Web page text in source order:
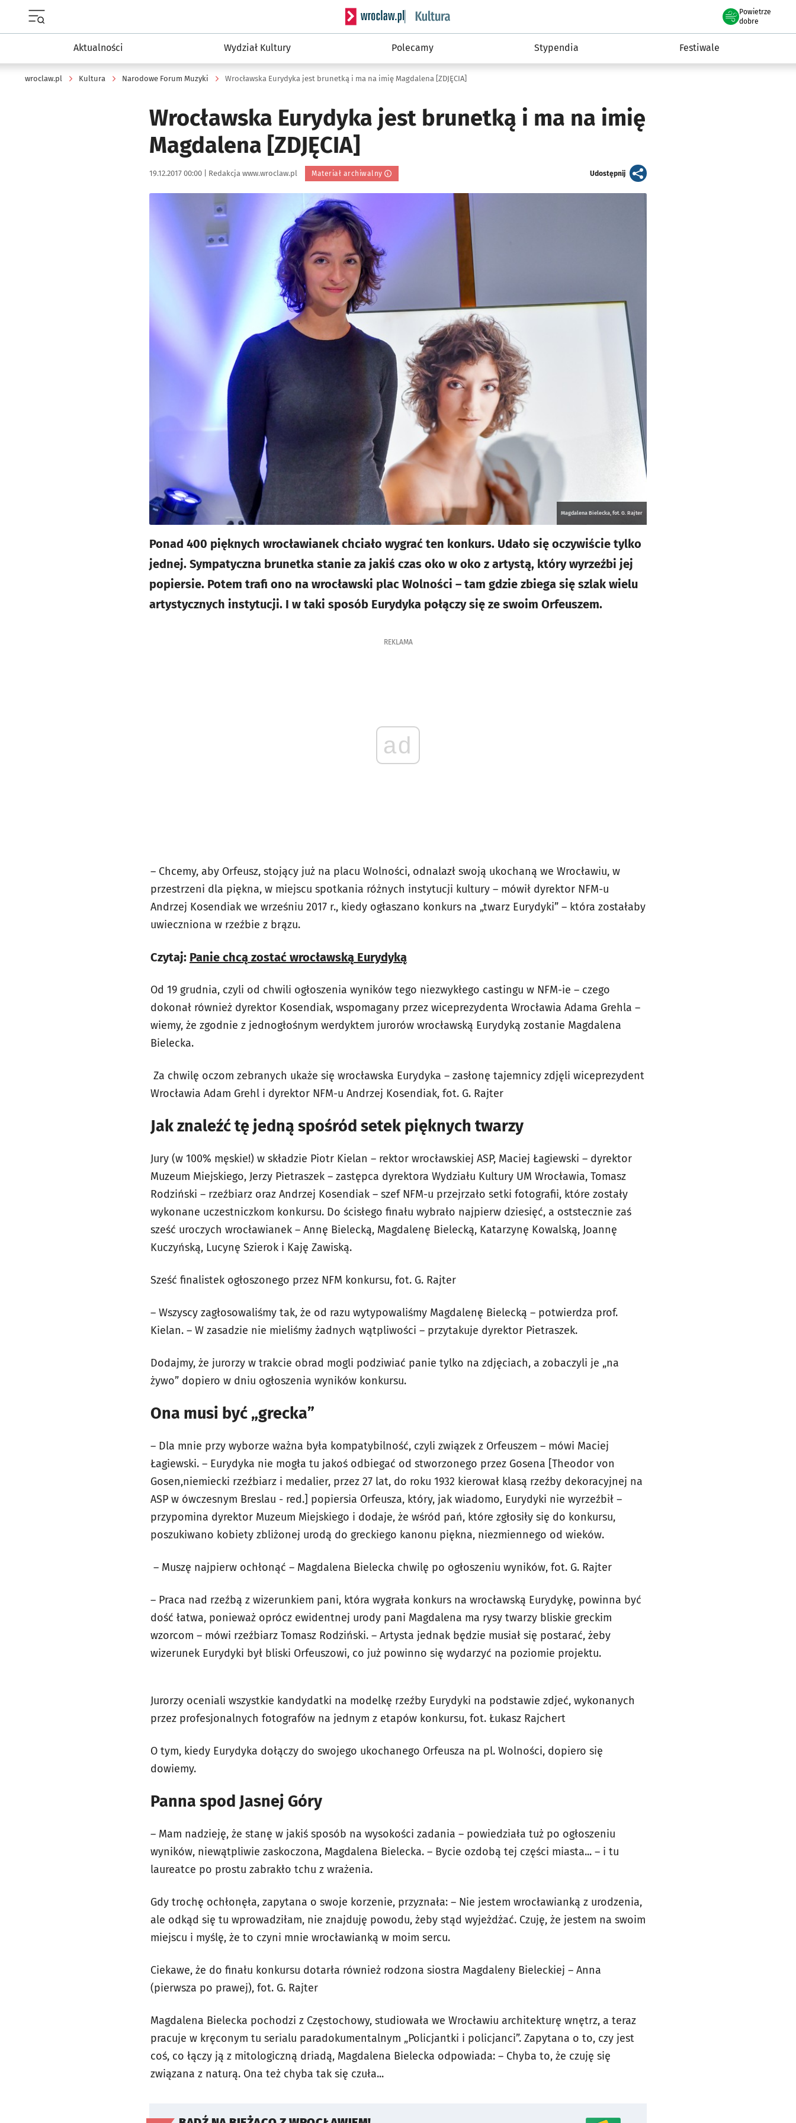
Serwis informacyjny wroclaw.pl podserwis: Kultura
Powietrze
we Wrocławiu
dobre
Aktualności Wydział Kultury Polecamy Stypendia Festiwale
wroclaw.pl Kultura Narodowe Forum Muzyki Wrocławska Eurydyka jest brunetką i ma na imię Magdalena [ZDJĘCIA]
Wrocławska Eurydyka jest brunetką i ma na imię
Magdalena [ZDJĘCIA]
Data publikacji:
19.12.2017 00:00 | Autor:
Redakcja www.wroclaw.pl Materiał archiwalny Udostępnijartykuł
Magdalena Bielecka, fot. G. Rajter
Ponad 400 pięknych wrocławianek chciało wygrać ten konkurs. Udało się oczywiście tylko
jednej. Sympatyczna brunetka stanie za jakiś czas oko w oko z artystą, który wyrzeźbi jej
popiersie. Potem trafi ono na wrocławski plac Wolności – tam gdzie zbiega się szlak wielu
artystycznych instytucji. I w taki sposób Eurydyka połączy się ze swoim Orfeuszem.
REKLAMA
ad
– Chcemy, aby Orfeusz, stojący już na placu Wolności, odnalazł swoją ukochaną we Wrocławiu, w
przestrzeni dla piękna, w miejscu spotkania różnych instytucji kultury – mówił dyrektor NFM-u
Andrzej Kosendiak we wrześniu 2017 r., kiedy ogłaszano konkurs na „twarz Eurydyki” – która zostałaby
uwieczniona w rzeźbie z brązu.
Czytaj: Panie chcą zostać wrocławską Eurydyką
Od 19 grudnia, czyli od chwili ogłoszenia wyników tego niezwykłego castingu w NFM-ie – czego
dokonał również dyrektor Kosendiak, wspomagany przez wiceprezydenta Wrocławia Adama Grehla –
wiemy, że zgodnie z jednogłośnym werdyktem jurorów wrocławską Eurydyką zostanie Magdalena
Bielecka.
Za chwilę oczom zebranych ukaże się wrocławska Eurydyka – zasłonę tajemnicy zdjęli wiceprezydent
Wrocławia Adam Grehl i dyrektor NFM-u Andrzej Kosendiak, fot. G. Rajter
Jak znaleźć tę jedną spośród setek pięknych twarzy
Jury (w 100% męskie!) w składzie Piotr Kielan – rektor wrocławskiej ASP, Maciej Łagiewski – dyrektor
Muzeum Miejskiego, Jerzy Pietraszek – zastępca dyrektora Wydziału Kultury UM Wrocławia, Tomasz
Rodziński – rzeźbiarz oraz Andrzej Kosendiak – szef NFM-u przejrzało setki fotografii, które zostały
wykonane uczestniczkom konkursu. Do ścisłego finału wybrało najpierw dziesięć, a oststecznie zaś
sześć uroczych wrocławianek – Annę Bielecką, Magdalenę Bielecką, Katarzynę Kowalską, Joannę
Kuczyńską, Lucynę Szierok i Kaję Zawiską.
Sześć finalistek ogłoszonego przez NFM konkursu, fot. G. Rajter
– Wszyscy zagłosowaliśmy tak, że od razu wytypowaliśmy Magdalenę Bielecką – potwierdza prof.
Kielan. – W zasadzie nie mieliśmy żadnych wątpliwości – przytakuje dyrektor Pietraszek.
Dodajmy, że jurorzy w trakcie obrad mogli podziwiać panie tylko na zdjęciach, a zobaczyli je „na
żywo” dopiero w dniu ogłoszenia wyników konkursu.
Ona musi być „grecka”
– Dla mnie przy wyborze ważna była kompatybilność, czyli związek z Orfeuszem – mówi Maciej
Łagiewski. – Eurydyka nie mogła tu jakoś odbiegać od stworzonego przez Gosena [Theodor von
Gosen,niemiecki rzeźbiarz i medalier, przez 27 lat, do roku 1932 kierował klasą rzeźby dekoracyjnej na
ASP w ówczesnym Breslau - red.] popiersia Orfeusza, który, jak wiadomo, Eurydyki nie wyrzeźbił –
przypomina dyrektor Muzeum Miejskiego i dodaje, że wśród pań, które zgłosiły się do konkursu,
poszukiwano kobiety zbliżonej urodą do greckiego kanonu piękna, niezmiennego od wieków.
– Muszę najpierw ochłonąć – Magdalena Bielecka chwilę po ogłoszeniu wyników, fot. G. Rajter
– Praca nad rzeźbą z wizerunkiem pani, która wygrała konkurs na wrocławską Eurydykę, powinna być
dość łatwa, ponieważ oprócz ewidentnej urody pani Magdalena ma rysy twarzy bliskie greckim
wzorcom – mówi rzeźbiarz Tomasz Rodziński. – Artysta jednak będzie musiał się postarać, żeby
wizerunek Eurydyki był bliski Orfeuszowi, co już powinno się wydarzyć na poziomie projektu.
Jurorzy oceniali wszystkie kandydatki na modelkę rzeźby Eurydyki na podstawie zdjeć, wykonanych
przez profesjonalnych fotografów na jednym z etapów konkursu, fot. Łukasz Rajchert
O tym, kiedy Eurydyka dołączy do swojego ukochanego Orfeusza na pl. Wolności, dopiero się
dowiemy.
Panna spod Jasnej Góry
– Mam nadzieję, że stanę w jakiś sposób na wysokości zadania – powiedziała tuż po ogłoszeniu
wyników, niewątpliwie zaskoczona, Magdalena Bielecka. – Bycie ozdobą tej części miasta... – i tu
laureatce po prostu zabrakło tchu z wrażenia.
Gdy trochę ochłonęła, zapytana o swoje korzenie, przyznała: – Nie jestem wrocławianką z urodzenia,
ale odkąd się tu wprowadziłam, nie znajduję powodu, żeby stąd wyjeżdżać. Czuję, że jestem na swoim
miejscu i myślę, że to czyni mnie wrocławianką w moim sercu.
Ciekawe, że do finału konkursu dotarła również rodzona siostra Magdaleny Bieleckiej – Anna
(pierwsza po prawej), fot. G. Rajter
Magdalena Bielecka pochodzi z Częstochowy, studiowała we Wrocławiu architekturę wnętrz, a teraz
pracuje w kręconym tu serialu paradokumentalnym „Policjantki i policjanci”. Zapytana o to, czy jest
coś, co łączy ją z mitologiczną driadą, Magdalena Bielecka odpowiada: – Chyba to, że czuję się
związana z naturą. Ona też chyba tak się czuła...